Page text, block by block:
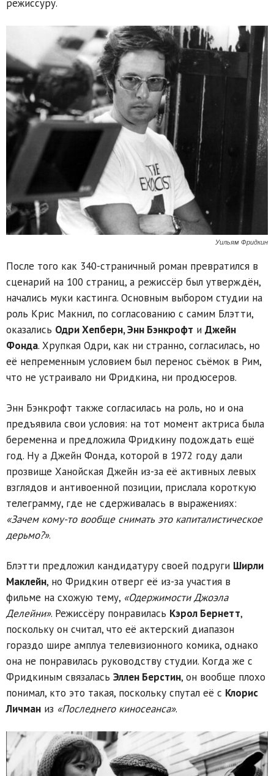
режиссуру.
Уильям Фридкин
После того как 340-страничный роман превратился в
сценарий на 100 страниц, а режиссёр был утверждён,
начались муки кастинга. Основным выбором студии на
роль Крис Макнил, по согласованию с самим Блэтти,
оказались Одри Хепберн, Энн Бэнкрофт и Джейн
Фонда. Хрупкая Одри, как ни странно, согласилась, но
её непременным условием был перенос съёмок в Рим,
что не устраивало ни Фридкина, ни продюсеров.
Энн Бэнкрофт также согласилась на роль, но и она
предъявила свои условия: на тот момент актриса была
беременна и предложила Фридкину подождать ещё
год. Ну а Джейн Фонда, которой в 1972 году дали
прозвище Ханойская Джейн из-за её активных левых
взглядов и антивоенной позиции, прислала короткую
телеграмму, где не сдерживалась в выражениях:
«Зачем кому-то вообще снимать это капиталистическое
дерьмо?».
Блэтти предложил кандидатуру своей подруги Ширли
Маклейн, но Фридкин отверг её из-за участия в
фильме на схожую тему, «Одержимости Джоэла
Делейни». Режиссёру понравилась Кэрол Бернетт,
поскольку он считал, что её актерский диапазон
гораздо шире амплуа телевизионного комика, однако
она не понравилась руководству студии. Когда же с
Фридкиным связалась Эллен Берстин, он вообще плохо
понимал, кто это такая, поскольку спутал её с Клорис
Личман из «Последнего киносеанса».